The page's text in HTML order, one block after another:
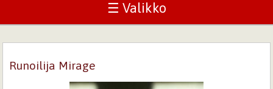
☰ Valikko
Runoilija Mirage